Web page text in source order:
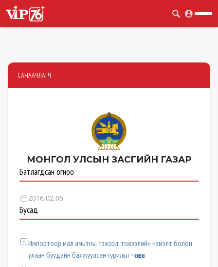
САНААЧЛАГЧ
МОНГОЛ УЛСЫН ЗАСГИЙН ГАЗАР
Батлагдсан огноо
2016.02.05
Бусад
Импортоор мал амьтны тэжээл, тэжээлийн нэмэлт болон
улаан буудайн баяжуулсан гурилыг чөлөөлөх